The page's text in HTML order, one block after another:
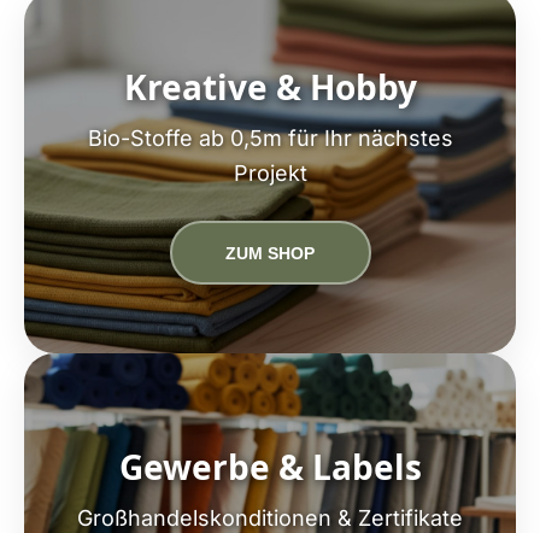
Kreative & Hobby
Bio-Stoffe ab 0,5m für Ihr nächstes
Projekt
ZUM SHOP
Gewerbe & Labels
Großhandelskonditionen & Zertifikate